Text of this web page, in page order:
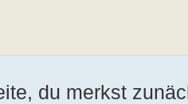
du merkst